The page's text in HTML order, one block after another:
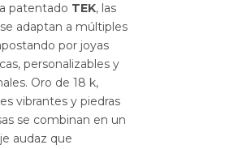
patentado TEK, las
adaptan a múltiples
por joyas
personalizables y
Oro de 18 k,
vibrantes y piedras
se combinan en un
audaz que